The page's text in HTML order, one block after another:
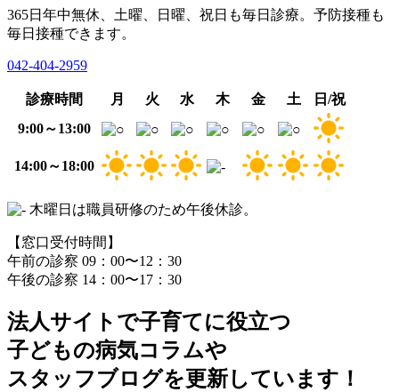
365日年中無休、土曜、日曜、祝日も毎日診療。予防接種も
毎日接種できます。
042-404-2959
診療時間 月 火 水 木 金 土
日/祝
9:00～13:00
14:00～18:00
木曜日は職員研修のため午後休診。
【窓口受付時間】
午前の診察 09：00〜12：30
午後の診察 14：00〜17：30
法人サイトで子育てに役立つ
子どもの病気コラムや
スタッフブログを更新しています！